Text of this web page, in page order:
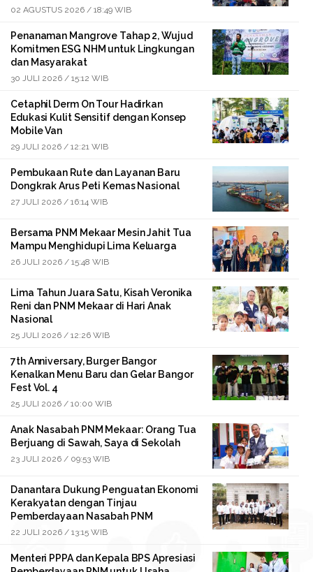
02 AGUSTUS 2026 / 18:49 WIB
Penanaman Mangrove Tahap 2, Wujud
Komitmen ESG NHM untuk Lingkungan
dan Masyarakat
30 JULI 2026 / 15:12 WIB
Cetaphil Derm On Tour Hadirkan
Edukasi Kulit Sensitif dengan Konsep
Mobile Van
29 JULI 2026 / 12:21 WIB
Pembukaan Rute dan Layanan Baru
Dongkrak Arus Peti Kemas Nasional
27 JULI 2026 / 16:14 WIB
Bersama PNM Mekaar Mesin Jahit Tua
Mampu Menghidupi Lima Keluarga
26 JULI 2026 / 15:48 WIB
Lima Tahun Juara Satu, Kisah Veronika
Reni dan PNM Mekaar di Hari Anak
Nasional
25 JULI 2026 / 12:26 WIB
7th Anniversary, Burger Bangor
Kenalkan Menu Baru dan Gelar Bangor
Fest Vol. 4
25 JULI 2026 / 10:00 WIB
Anak Nasabah PNM Mekaar: Orang Tua
Berjuang di Sawah, Saya di Sekolah
23 JULI 2026 / 09:53 WIB
Danantara Dukung Penguatan Ekonomi
Kerakyatan dengan Tinjau
Pemberdayaan Nasabah PNM
22 JULI 2026 / 13:15 WIB
Menteri PPPA dan Kepala BPS Apresiasi